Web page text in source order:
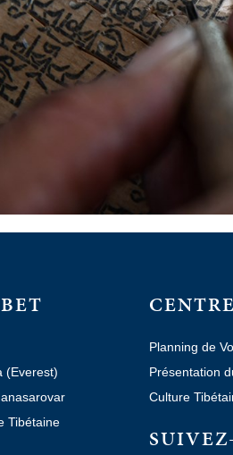
(Everest)
Tibétaine
Planning de
Présentation
Culture